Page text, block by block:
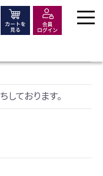
ております。